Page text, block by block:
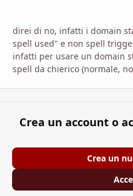
direi di no, infatti i domain
spell used" e non spell
infatti per usare un domain
spell da chierico (normale,
Crea un account o
Crea un